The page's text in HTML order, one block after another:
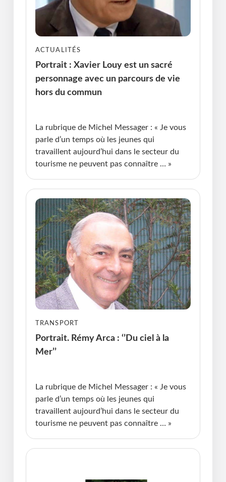
ACTUALITÉS
Portrait : Xavier Louy est un sacré
personnage avec un parcours de vie
hors du commun
La rubrique de Michel Messager : « Je vous
parle d’un temps où les jeunes qui
travaillent aujourd’hui dans le secteur du
tourisme ne peuvent pas connaître … »
TRANSPORT
Portrait. Rémy Arca : ‘’Du ciel à la
Mer’’
La rubrique de Michel Messager : « Je vous
parle d’un temps où les jeunes qui
travaillent aujourd’hui dans le secteur du
tourisme ne peuvent pas connaître … »